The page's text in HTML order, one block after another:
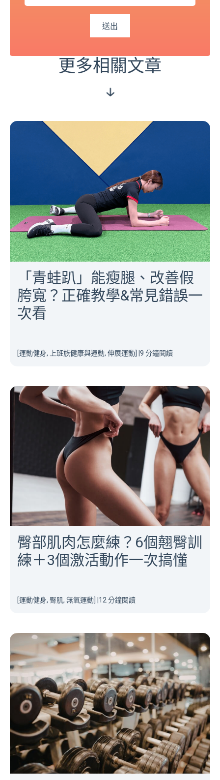
更多相關文章
「青蛙趴」能瘦腿、改善假
胯寬？正確教學&常見錯誤一
次看
[運動健身, 上班族健康與運動, 伸展運動] 9 分鐘閱讀
臀部肌肉怎麼練？6個翹臀訓
練＋3個激活動作一次搞懂
[運動健身, 臀肌, 無氧運動] 12 分鐘閱讀